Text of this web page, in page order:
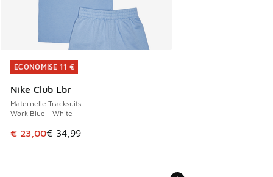
ÉCONOMISE 11 €
Nike Club Lbr
Maternelle Tracksuits
Work Blue - White
Cet article est en promotion. Prix en baisse de € 34,99 à
€ 23,00€ 34,99
ÉCONOMISE 11 €